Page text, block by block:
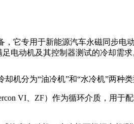
它专用于新能源汽车永磁同步电
电动机及其控制器测试的冷却需求
机分为“油冷机”和“水冷机”两种
VI、ZF）作为循环介质，用